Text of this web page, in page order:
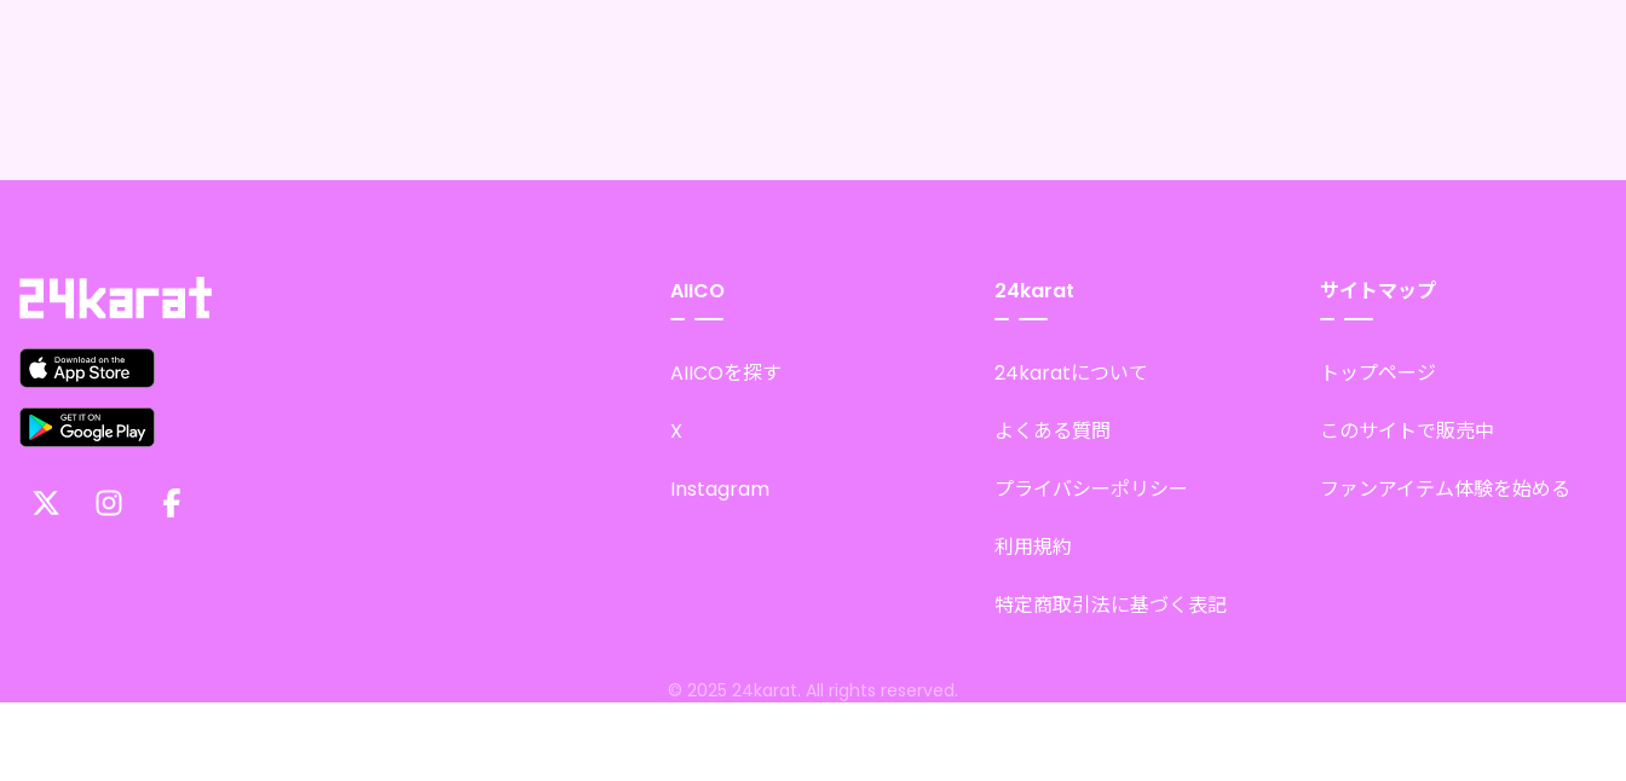
AIICO
AIICOを探す
X
Instagram
24karat
24karatについて
よくある質問
プライバシーポリシー
利用規約
特定商取引法に基づく表記
サイトマップ
トップページ
このサイトで販売中
ファンアイテム体験を始める
© 2025 24karat. All rights reserved.